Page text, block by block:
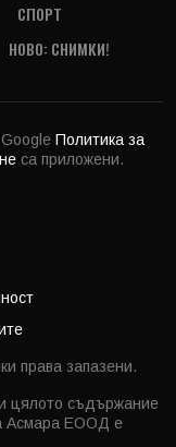
СПОРТ
НОВО: СНИМКИ!
Политика за
са приложени.
права запазени.
цялото съдържание
Асмара ЕООД е